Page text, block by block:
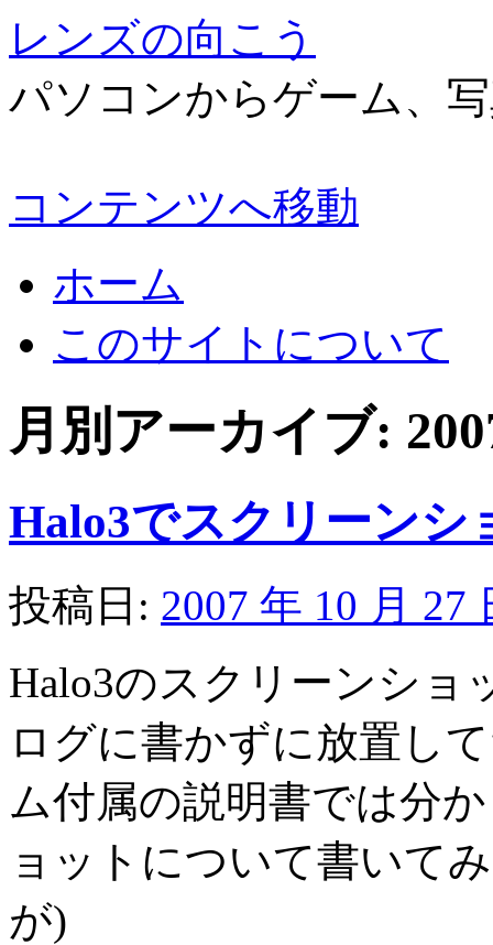
レンズの向こう
パソコンからゲーム、
コンテンツへ移動
ホーム
このサイトについて
月別アーカイブ:
Halo3でスクリーンシ
投稿日: 2007 年 10 月 27
Halo3のスクリーンショ
ログに書かずに放置し
ム付属の説明書では分
ョットについて書いて
が)